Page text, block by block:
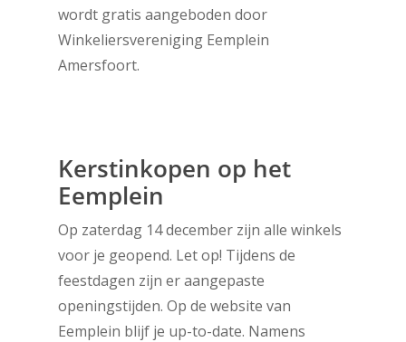
wordt gratis aangeboden door
Winkeliersvereniging Eemplein
Amersfoort.
Kerstinkopen op het
Eemplein
Op zaterdag 14 december zijn alle winkels
voor je geopend. Let op! Tijdens de
feestdagen zijn er aangepaste
openingstijden. Op de website van
Eemplein blijf je up-to-date. Namens